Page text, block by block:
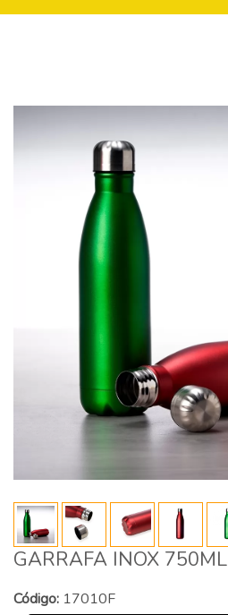
GARRAFA INOX 750ML
Código: 17010F